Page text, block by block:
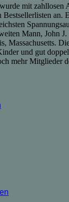
mit zahllosen
Bestsellerlisten
Mann, John
Massachusetts.
und gut
mehr Mitglieder